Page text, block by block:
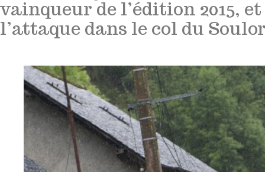
vainqueur de l’édition 2015,
l’attaque dans le col du